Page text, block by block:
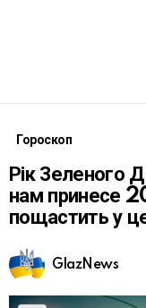
Гороскоп
Рік Зеленого
нам принесе
пощастить у
GlazNews